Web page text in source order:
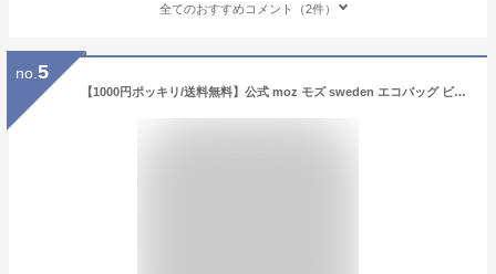
全てのおすすめコメント（2件）
no. 5
【1000円ポッキリ/送料無料】公式 moz モズ sweden エコバッグ ビーンズ 北欧 サブバッグ ショッピングバッグ 買物袋 ランチ お弁当 シンプル おしゃれ 通勤 大容量 軽量 メンズ ギフト プレゼント【10％オフLINEクーポン】